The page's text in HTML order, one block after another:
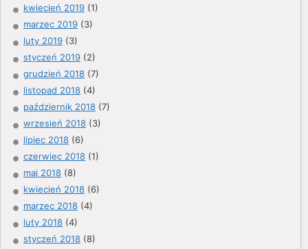
kwiecień 2019 (1)
marzec 2019 (3)
luty 2019 (3)
styczeń 2019 (2)
grudzień 2018 (7)
listopad 2018 (4)
październik 2018 (7)
wrzesień 2018 (3)
lipiec 2018 (6)
czerwiec 2018 (1)
maj 2018 (8)
kwiecień 2018 (6)
marzec 2018 (4)
luty 2018 (4)
styczeń 2018 (8)